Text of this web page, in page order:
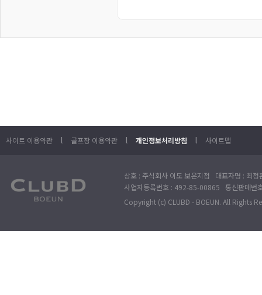
사이트 이용약관 l 골프장 이용약관 l 개인정보처리방침 l 사이트맵
상호 : 주식회사 이도 보은지점 대표자명 : 최
사업자등록번호 : 492-85-00865 통신판매
Copyright (c) CLUBD - BOEUN. All Rights